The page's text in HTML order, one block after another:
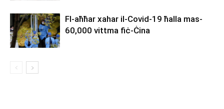
Fl-aħħar xahar il-Covid-19 ħalla mas-
60,000 vittma fiċ-Ċina